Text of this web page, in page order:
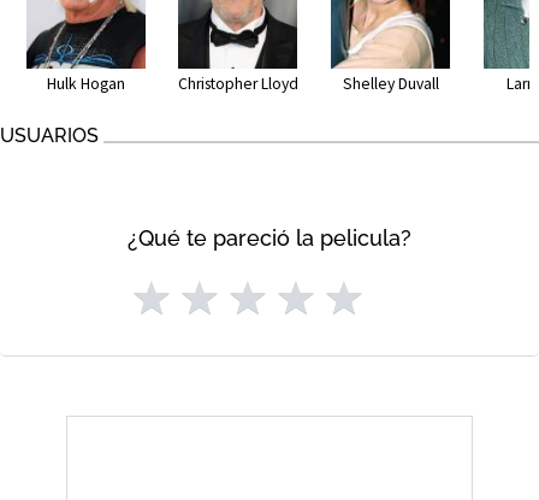
Hulk Hogan Christopher Lloyd Shelley Duvall
USUARIOS
¿Qué te pareció la pelicula?